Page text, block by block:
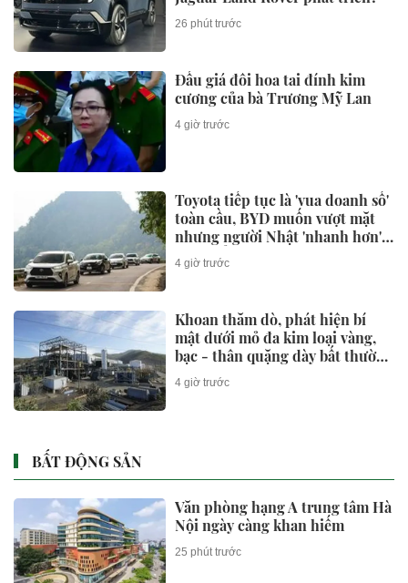
26 phút trước
Đấu giá đôi hoa tai đính kim
cương của bà Trương Mỹ Lan
4 giờ trước
Toyota tiếp tục là 'vua doanh số'
toàn cầu, BYD muốn vượt mặt
nhưng người Nhật 'nhanh hơn' ở
một điểm
4 giờ trước
Khoan thăm dò, phát hiện bí
mật dưới mỏ đa kim loại vàng,
bạc - thân quặng dày bất thường
hé lộ dư địa khai thác lớn
4 giờ trước
BẤT ĐỘNG SẢN
Văn phòng hạng A trung tâm Hà
Nội ngày càng khan hiếm
25 phút trước